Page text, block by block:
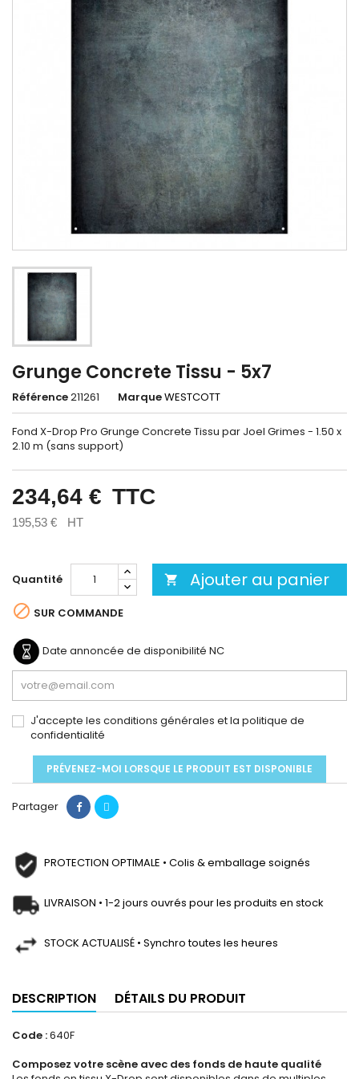
Grunge Concrete Tissu - 5x7
Référence211261 MarqueWESTCOTT
Fond X-Drop Pro Grunge Concrete Tissu par Joel Grimes - 1.50 x
2.10 m (sans support)
234,64 € TTC
195,53 € HT
Quantité  Ajouter au panier
 SUR COMMANDE
Date annoncée de disponibilité NC
J'accepte les conditions générales et la politique de
confidentialité
PRÉVENEZ-MOI LORSQUE LE PRODUIT EST DISPONIBLE
Partager
PROTECTION OPTIMALE • Colis & emballage soignés
LIVRAISON • 1-2 jours ouvrés pour les produits en stock
STOCK ACTUALISÉ • Synchro toutes les heures
DESCRIPTION DÉTAILS DU PRODUIT
Code :640F
Composez votre scène avec des fonds de haute qualité